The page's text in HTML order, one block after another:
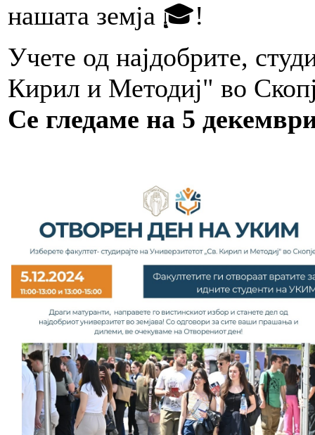
нашата земја 🎓!
Учете од најдобрите,
Кирил и Методиј" во
Се гледаме на 5